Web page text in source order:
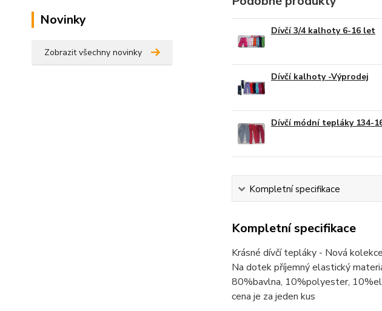
Novinky
Zobrazit všechny novinky
Dívčí 3/4 kalhoty 6-16 let
Dívčí kalhoty -Výprodej
Dívčí módní tepláky 134-
Kompletní specifikace
Kompletní specifikace
Krásné dívčí tepláky - Nová
Na dotek příjemný elastický
80%bavlna, 10%polyester,
cena je za jeden kus